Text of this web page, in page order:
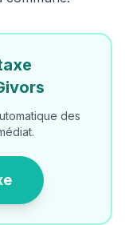
des